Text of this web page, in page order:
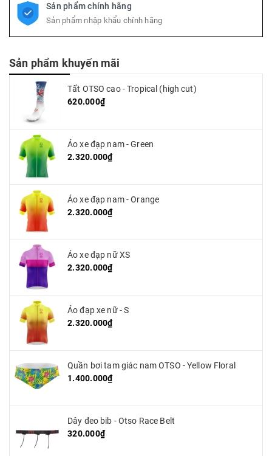
Sản phẩm chính hãng
Sản phẩm nhập khẩu chính hãng
Sản phẩm khuyến mãi
Tất OTSO cao - Tropical (high cut)
620.000₫
Áo xe đạp nam - Green
2.320.000₫
Áo xe đạp nam - Orange
2.320.000₫
Áo xe đạp nữ XS
2.320.000₫
Áo đạp xe nữ - S
2.320.000₫
Quần bơi tam giác nam OTSO - Yellow Floral
1.400.000₫
Dây đeo bib - Otso Race Belt
320.000₫